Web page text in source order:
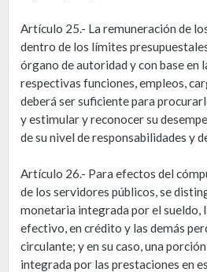
Artículo 25.- La remuneración de
dentro de los límites
órgano de autoridad y con base en
respectivas funciones, empleos,
deberá ser suficiente para
y estimular y reconocer su
de su nivel de responsabilidades y
Artículo 26.- Para efectos del
de los servidores públicos, se
monetaria integrada por el sueldo,
efectivo, en crédito y las demás
circulante; y en su caso, una
integrada por las prestaciones en